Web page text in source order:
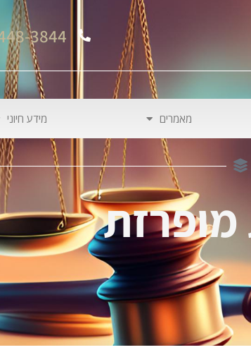
3844
מאמרים מידע חיוני
מופרזת